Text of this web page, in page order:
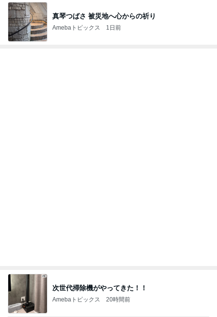
真琴つばさ 被災地へ心からの祈り
Amebaトピックス 1日前
モト 亡き父の誕生日は原爆の日